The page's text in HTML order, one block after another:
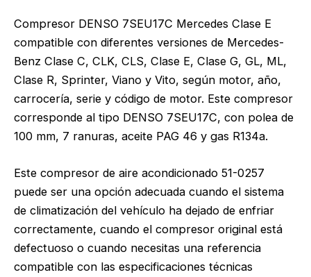
Compresor DENSO 7SEU17C Mercedes Clase E
compatible con diferentes versiones de Mercedes-
Benz Clase C, CLK, CLS, Clase E, Clase G, GL, ML,
Clase R, Sprinter, Viano y Vito, según motor, año,
carrocería, serie y código de motor. Este compresor
corresponde al tipo DENSO 7SEU17C, con polea de
100 mm, 7 ranuras, aceite PAG 46 y gas R134a.
Este compresor de aire acondicionado 51-0257
puede ser una opción adecuada cuando el sistema
de climatización del vehículo ha dejado de enfriar
correctamente, cuando el compresor original está
defectuoso o cuando necesitas una referencia
compatible con las especificaciones técnicas